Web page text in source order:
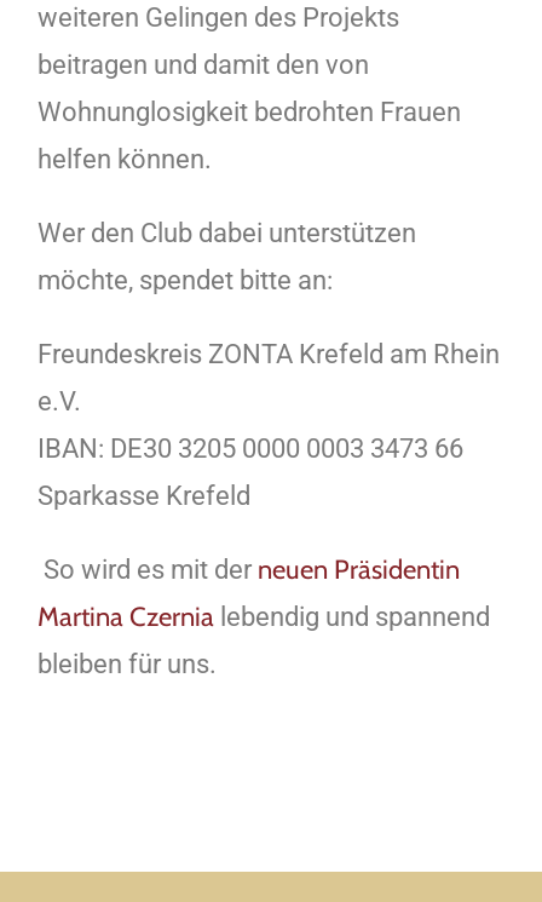
weiteren Gelingen des Projekts
beitragen und damit den von
Wohnunglosigkeit bedrohten Frauen
helfen können.
Wer den Club dabei unterstützen
möchte, spendet bitte an:
Freundeskreis ZONTA Krefeld am Rhein
e.V.
IBAN: DE30 3205 0000 0003 3473 66
Sparkasse Krefeld
So wird es mit der neuen Präsidentin
Martina Czernialebendig und spannend
bleiben für uns.